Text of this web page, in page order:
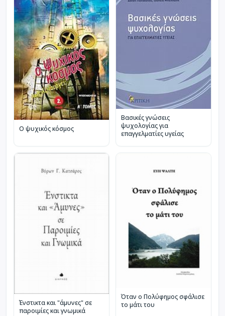
Ο ψυχικός κόσμος
Βασικές γνώσεις
ψυχολογίας για
επαγγελματίες υγείας
Ένστικτα και "άμυνες" σε
παροιμίες και γνωμικά
Όταν ο Πολύφημος σφάλισε
το μάτι του